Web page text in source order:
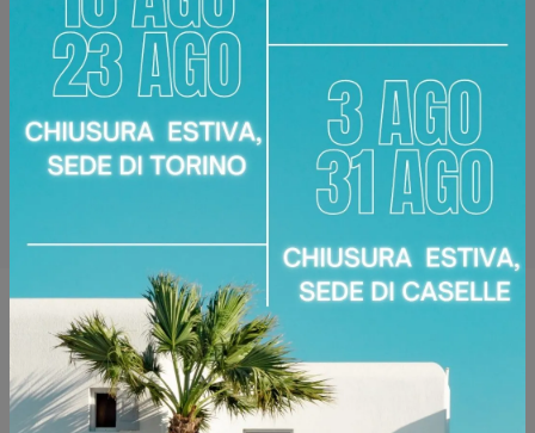
ogni esigenza.
Marca:
Gierre Mobili
Dimensioni:306.2 x 61 x 256 cm
Disponibile presso:
Area Arredamenti Corso Racconigi, 134
Torino
Zone servite:
Torino Torinese, Chieri, Chivasso,
Ciriè, Collegno, Moncalieri, Settimo Torinese...
Richiedi Maggiori Informazioni